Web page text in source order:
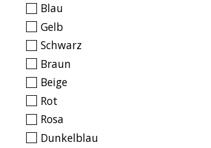
Blau
Gelb
Schwarz
Braun
Beige
Rot
Rosa
Dunkelblau